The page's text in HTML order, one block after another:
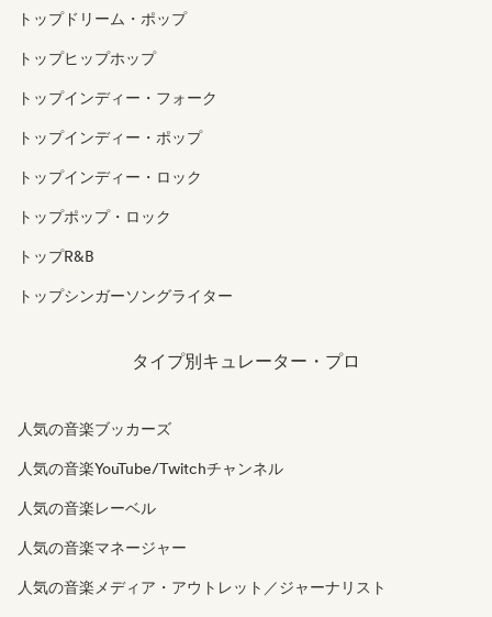
トップドリーム・ポップ
トップヒップホップ
トップインディー・フォーク
トップインディー・ポップ
トップインディー・ロック
トップポップ・ロック
トップR&B
トップシンガーソングライター
タイプ別キュレーター・プロ
人気の音楽ブッカーズ
人気の音楽YouTube/Twitchチャンネル
人気の音楽レーベル
人気の音楽マネージャー
人気の音楽メディア・アウトレット／ジャーナリスト